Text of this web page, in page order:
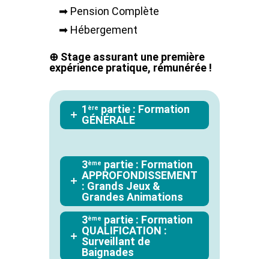
➡ Pension Complète
➡ Hébergement
⊕ Stage assurant une première
expérience pratique, rémunérée !
1 ère partie : Formation
GÉNÉRALE
3ème partie : Formation
APPROFONDISSEMENT
: Grands Jeux &
Grandes Animations
3ème partie : Formation
QUALIFICATION :
Surveillant de
Baignades